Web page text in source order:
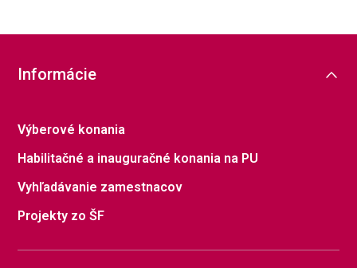
Informácie
Výberové konania
Habilitačné a inauguračné konania na PU
Vyhľadávanie zamestnacov
Projekty zo ŠF